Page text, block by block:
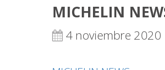
MICHELIN
4 noviembre 2020